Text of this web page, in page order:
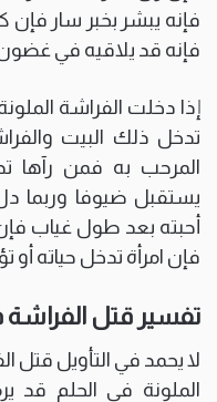
فإنه يبشر بخبر سار
فإنه قد يلاقيه في غضون
إذا دخلت الفراشة
تدخل ذلك البيت
المرحب به فمن رآها
يستقبل ضيوفا وربما دل
أحبته بعد طول غياب
فإن امرأة تدخل حياته
تفسير قتل الفراشة
لا يحمد في التأويل قتل
الملونة في الحلم قد